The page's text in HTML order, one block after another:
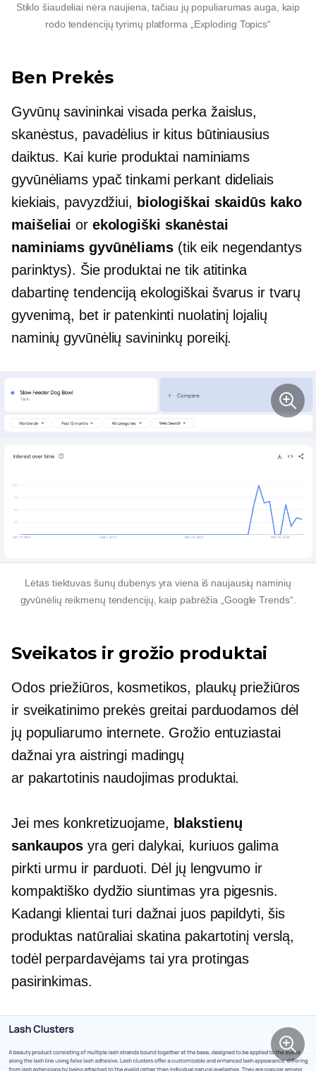
Stiklo šiaudeliai nėra naujiena, tačiau jų populiarumas auga, kaip
rodo tendencijų tyrimų platforma „Exploding Topics“
Ben Prekės
Gyvūnų savininkai visada perka žaislus,
skanėstus, pavadėlius ir kitus būtiniausius
daiktus. Kai kurie produktai naminiams
gyvūnėliams ypač tinkami perkant dideliais
kiekiais, pavyzdžiui, biologiškai skaidūs kako
maišeliai or ekologiški skanėstai
naminiams gyvūnėliams(tik eik negendantys
parinktys). Šie produktai ne tik atitinka
dabartinę tendenciją ekologiškai švarus ir tvarų
gyvenimą, bet ir patenkinti nuolatinį lojalių
naminių gyvūnėlių savininkų poreikį.
Lėtas tiektuvasšunų dubenys yra viena iš naujausių naminių
gyvūnėlių reikmenų tendencijų, kaip pabrėžia „Google Trends“.
Sveikatos ir grožio produktai
Odos priežiūros, kosmetikos, plaukų priežiūros
ir sveikatinimo prekės greitai parduodamos dėl
jų populiarumo internete. Grožio entuziastai
dažnai yra aistringi madingų
ar pakartotinis naudojimasproduktai.
Jei mes konkretizuojame, blakstienų
sankaupos yra geri dalykai, kuriuos galima
pirkti urmu ir parduoti. Dėl jų lengvumo ir
kompaktiško dydžio siuntimas yra pigesnis.
Kadangi klientai turi dažnai juos papildyti, šis
produktas natūraliai skatina pakartotinį verslą,
todėl perpardavėjams tai yra protingas
pasirinkimas.